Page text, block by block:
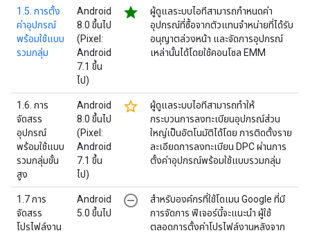
1.5. การตั้ง
ค่าอุปกรณ์
พร้อมใช้แบบ
รวมกลุ่ม
Android
8.0 ขึ้นไป
(Pixel:
Android
7.1 ขึ้น
ไป)
star
ผู้ดูแลระบบไอทีสามารถกำหนดค่า
อุปกรณ์ที่ซื้อจากตัวแทนจำหน่ายที่ได้รับ
อนุญาตล่วงหน้า และจัดการอุปกรณ์
เหล่านั้นได้โดยใช้คอนโซล EMM
1.6. การ
จัดสรร
อุปกรณ์
พร้อมใช้แบบ
รวมกลุ่มขั้น
สูง
Android
8.0 ขึ้นไป
(Pixel:
Android
7.1 ขึ้น
ไป)
star_border
ผู้ดูแลระบบไอทีสามารถทำให้
กระบวนการลงทะเบียนอุปกรณ์ส่วน
ใหญ่เป็นอัตโนมัติได้โดย การติดตั้งราย
ละเอียดการลงทะเบียน DPC ผ่านการ
ตั้งค่าอุปกรณ์พร้อมใช้แบบรวมกลุ่ม
1.7 การ
จัดสรร
โปรไฟล์งาน
Android
5.0 ขึ้นไป
remove_circle_outline
สำหรับองค์กรที่ใช้โดเมน Google ที่มี
การจัดการ ฟีเจอร์นี้จะแนะนำ ผู้ใช้
ตลอดการตั้งค่าโปรไฟล์งานหลังจาก